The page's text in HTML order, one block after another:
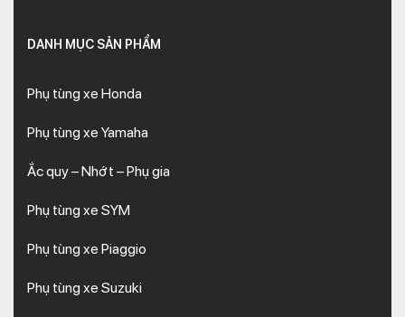
DANH MỤC SẢN PHẨM
Phụ tùng xe Honda
Phụ tùng xe Yamaha
Ắc quy – Nhớt – Phụ gia
Phụ tùng xe SYM
Phụ tùng xe Piaggio
Phụ tùng xe Suzuki